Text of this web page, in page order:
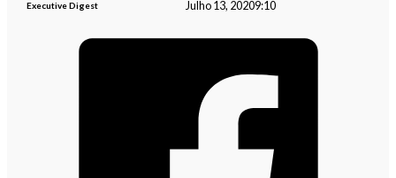
Executive Digest Julho 13, 20209:10